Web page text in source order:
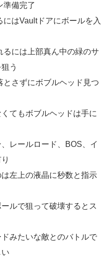
準備完了
はVaultドアにボールを入
には上部真ん中の緑のサ
う
さずにボブルヘッド見つ
てもボブルヘッドは手に
レールロード、BOS、イ
左上の液晶に秒数と指示
ルで狙って破壊するとス
みたいな敵とのバトルで